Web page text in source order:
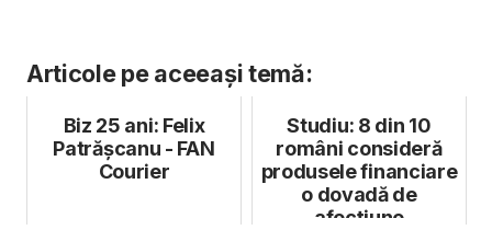
Articole pe aceeași temă:
Biz 25 ani: Felix
Patrășcanu - FAN
Courier
Studiu: 8 din 10
români consideră
produsele financiare
o dovadă de
afecțiune